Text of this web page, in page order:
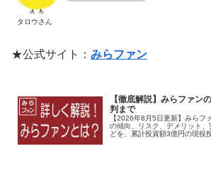
タロウさん
★公式サイト： みらファン
【徹底解説】みらファン
判まで
【2026年8月5日更新】みらフ
の傾向、リスク、デメリット
どを、累計投資額3億円の現役